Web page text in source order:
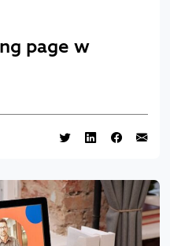
page w